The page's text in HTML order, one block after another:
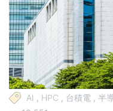
AI , HPC , 台積電 , 半